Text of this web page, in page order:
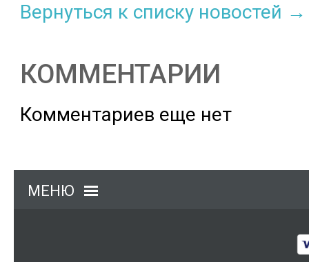
Вернуться к списку новостей →
КОММЕНТАРИИ
Комментариев еще нет
МЕНЮ